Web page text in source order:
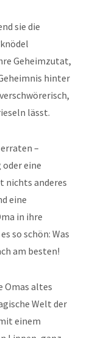
sie die
Geheimzutat,
hinter
lässt.
–
eine
nichts anderes
eine
in ihre
so schön: Was
am besten!
Omas altes
Welt der
einem